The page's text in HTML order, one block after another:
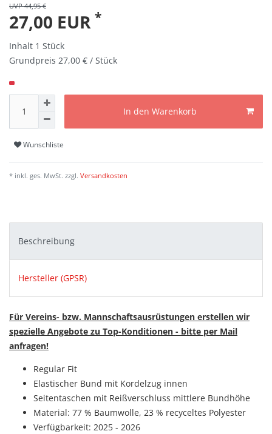
UVP 44,95 €
27,00 EUR *
Inhalt 1 Stück
Grundpreis 27,00 € / Stück
In den Warenkorb
Wunschliste
* inkl. ges. MwSt. zzgl. Versandkosten
Beschreibung
Hersteller (GPSR)
Für Vereins- bzw. Mannschaftsausrüstungen erstellen wir
spezielle Angebote zu Top-Konditionen - bitte per Mail
anfragen!
Regular Fit
Elastischer Bund mit Kordelzug innen
Seitentaschen mit Reißverschluss mittlere Bundhöhe
Material: 77 % Baumwolle, 23 % recyceltes Polyester
Verfügbarkeit: 2025 - 2026